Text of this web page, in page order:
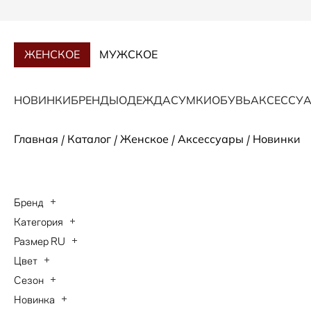
ЖЕНСКОЕ МУЖСКОЕ
НОВИНКИБРЕНДЫОДЕЖДАСУМКИОБУВЬ
Главная / Каталог / Женское / Аксессуары / Новинки
Бренд
Категория
Размер RU
Цвет
Сезон
Новинка